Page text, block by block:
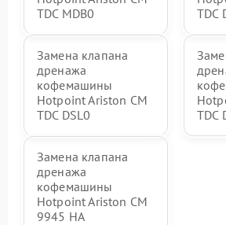
TDC MDB0
TDC
Замена клапана
дренажа
кофемашины
Hotpoint Ariston CM
TDC DSL0
TDC
Замена клапана
дренажа
кофемашины
Hotpoint Ariston CM
9945 HA